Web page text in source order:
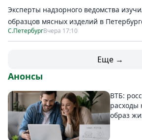
Эксперты надзорного ведомства
образцов мясных изделий в
С.ПетербургВчера 17:10
Еще →
Анонсы
ВТБ:
расходы
образ